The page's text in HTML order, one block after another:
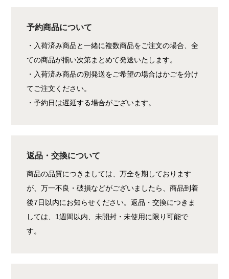
予約商品について
・入荷済み商品と一緒に複数商品をご注文の場合、全
ての商品が揃い次第まとめて発送いたします。
・入荷済み商品の別発送をご希望の場合はかごを分け
てご注文ください。
・予約日は遅延する場合がございます。
返品・交換について
商品の品質につきましては、万全を期しております
が、万一不良・破損などがございましたら、商品到着
後7日以内にお知らせください。返品・交換につきま
しては、1週間以内、未開封・未使用に限り可能で
す。